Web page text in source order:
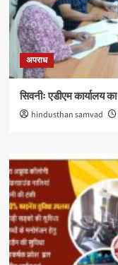
अपराध
सिवनीः एडीएम कार्यालय
hindusthan samvad